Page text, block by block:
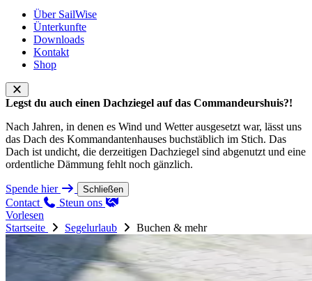
Über SailWise
Ünterkunfte
Downloads
Kontakt
Shop
Legst du auch einen Dachziegel auf das Commandeurshuis?!
Nach Jahren, in denen es Wind und Wetter ausgesetzt war, lässt uns
das Dach des Kommandantenhauses buchstäblich im Stich. Das
Dach ist undicht, die derzeitigen Dachziegel sind abgenutzt und eine
ordentliche Dämmung fehlt noch gänzlich.
Spende hier Schließen
Contact
Steun ons
Vorlesen
Startseite
Segelurlaub Buchen & mehr